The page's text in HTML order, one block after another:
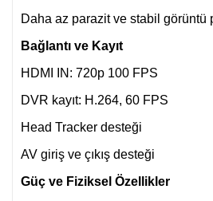
Daha az parazit ve stabil görüntü
Bağlantı ve Kayıt
HDMI IN: 720p 100 FPS
DVR kayıt: H.264, 60 FPS
Head Tracker desteği
AV giriş ve çıkış desteği
Güç ve Fiziksel Özellikler